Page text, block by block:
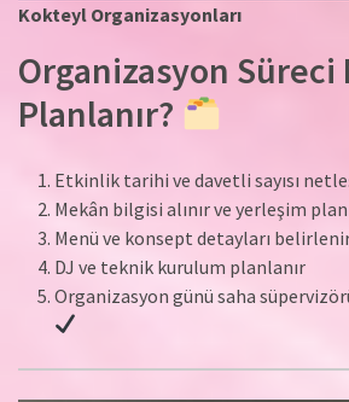
Kokteyl Organizasyonları
Organizasyon Süreci
Planlanır?
Etkinlik tarihi ve davetli sayısı
Mekân bilgisi alınır ve yerleşim
Menü ve konsept detayları
DJ ve teknik kurulum planlanır
Organizasyon günü saha